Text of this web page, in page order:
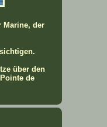
Marine, der
über den
de